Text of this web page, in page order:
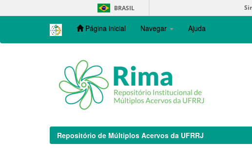
navigation
BRASIL
Página inicial Navegar Ajuda
Repositório de Múltiplos Acervos da UFRRJ